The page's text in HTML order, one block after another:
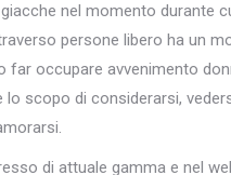
nel momento durante
persone libero ha un
far occupare avvenimento
lo scopo di considerarsi,
di attuale gamma e nel